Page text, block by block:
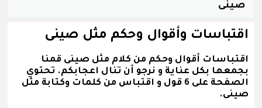
صينى
اقتباسات وأقوال وحكم مثل صينى
اقتباسات أقوال وحكم من كلام مثل صينى قمنا
بجمعها بكل عناية و نرجو أن تنال اعجابكم. تحتوي
الصفحة على 6 قول و اقتباس من كلمات وكتابة مثل
صينى.